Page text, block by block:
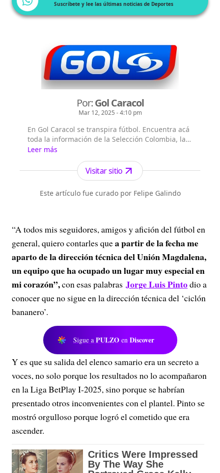
Suscríbete y lee las últimas noticias de Deportes
Por:Gol Caracol
Mar 12, 2025 - 4:10 pm
En Gol Caracol se transpira fútbol. Encuentra acá
toda la información de la Selección Colombia, las
figuras a nivel internacional, lo mejor de la Liga
colombiana y el seguimiento del balompié
internacional.
Leer más
Visitar sitio
Este artículo fue curado por Felipe Galindo
“A todos mis seguidores, amigos y afición del fútbol en
general, quiero contarles quea partir de la fecha me
aparto de la dirección técnica del Unión Magdalena,
un equipo que ha ocupado un lugar muy especial en
mi corazón”,con esas palabras Jorge Luis Pintodio a
conocer que no sigue en la dirección técnica del ‘ciclón
bananero’.
Sigue a PULZO en Discover
Y es que su salida del elenco samario era un secreto a
voces, no solo porque los resultados no lo acompañaron
en la Liga BetPlay I-2025, sino porque se habrían
presentado otros inconvenientes con el plantel. Pinto se
mostró orgulloso porque logró el cometido que era
ascender.